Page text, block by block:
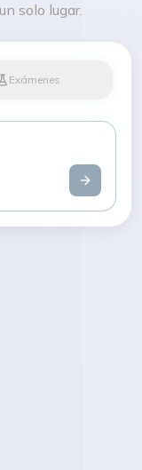
solo lugar.
Exámenes